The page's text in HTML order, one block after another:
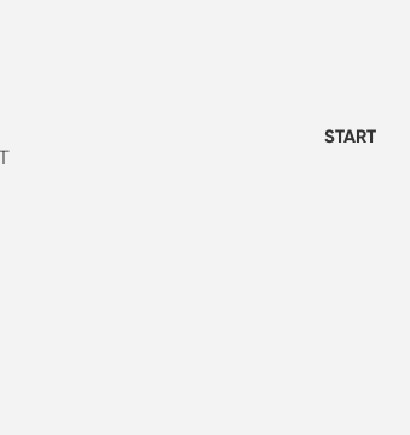
START